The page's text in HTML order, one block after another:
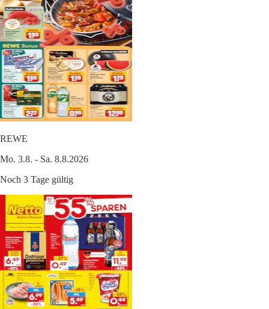
REWE
Mo. 3.8. - Sa. 8.8.2026
Noch 3 Tage gültig